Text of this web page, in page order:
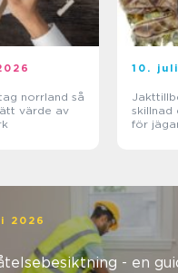
norrland så
värde av
10.
skillnad en praktisk guide
för
2026
- en